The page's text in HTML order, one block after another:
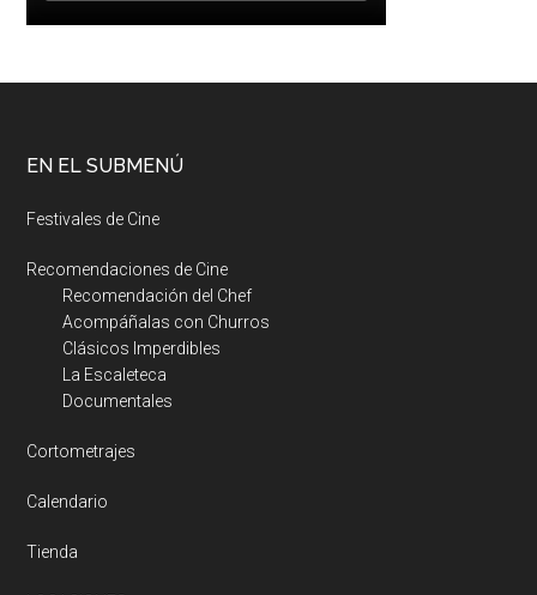
EN EL SUBMENÚ
Festivales de Cine
Recomendaciones de Cine
Recomendación del Chef
Acompáñalas con Churros
Clásicos Imperdibles
La Escaleteca
Documentales
Cortometrajes
Calendario
Tienda